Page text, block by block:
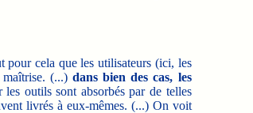
pour cela que les utilisateurs (ici, les
maîtrise. (...)dans bien des cas, les
les outils sont absorbés par de telles
livrés à eux-mêmes. (...) On voit